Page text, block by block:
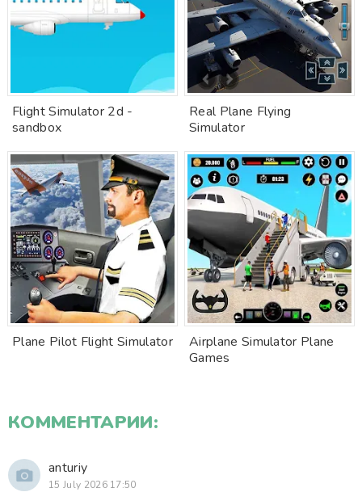
Flight Simulator 2d -
sandbox
Real Plane Flying
Simulator
Plane Pilot Flight Simulator
Airplane Simulator Plane
Games
КОММЕНТАРИИ:
anturiy
15 July 2026 17:50